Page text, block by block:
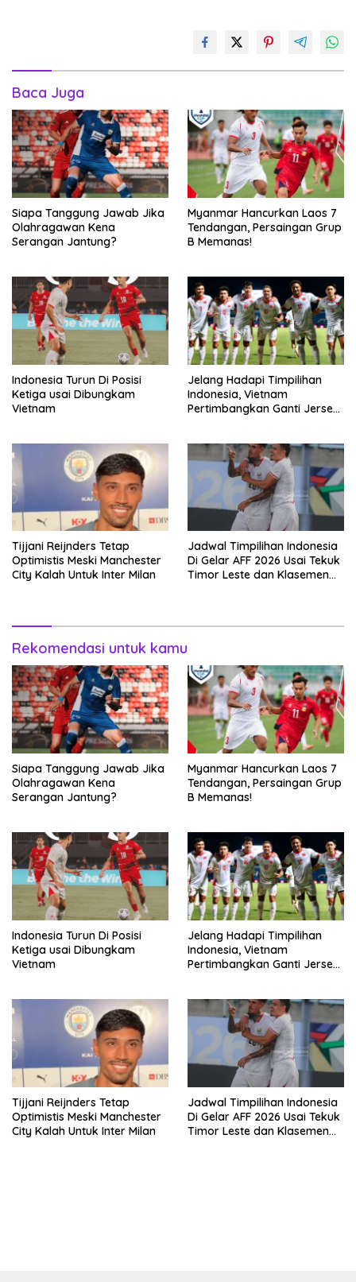
Baca Juga
Siapa Tanggung Jawab Jika
Olahragawan Kena
Serangan Jantung?
Myanmar Hancurkan Laos 7
Tendangan, Persaingan Grup
B Memanas!
Indonesia Turun Di Posisi
Ketiga usai Dibungkam
Vietnam
Jelang Hadapi Timpilihan
Indonesia, Vietnam
Pertimbangkan Ganti Jersey
Tijjani Reijnders Tetap
Optimistis Meski Manchester
City Kalah Untuk Inter Milan
Jadwal Timpilihan Indonesia
Di Gelar AFF 2026 Usai Tekuk
Timor Leste dan Klasemen
Rekomendasi untuk kamu
Siapa Tanggung Jawab Jika
Olahragawan Kena
Serangan Jantung?
Myanmar Hancurkan Laos 7
Tendangan, Persaingan Grup
B Memanas!
Indonesia Turun Di Posisi
Ketiga usai Dibungkam
Vietnam
Jelang Hadapi Timpilihan
Indonesia, Vietnam
Pertimbangkan Ganti Jersey
Tijjani Reijnders Tetap
Optimistis Meski Manchester
City Kalah Untuk Inter Milan
Jadwal Timpilihan Indonesia
Di Gelar AFF 2026 Usai Tekuk
Timor Leste dan Klasemen